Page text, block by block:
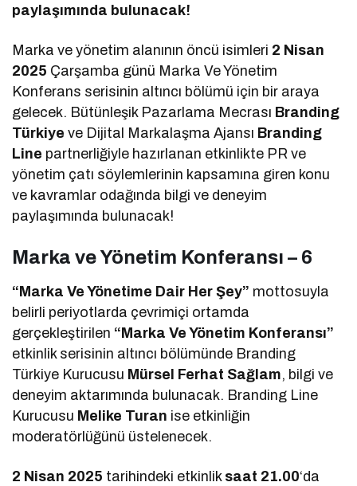
paylaşımında bulunacak!
Marka ve yönetim alanının öncü isimleri 2 Nisan
2025 Çarşamba günü Marka Ve Yönetim
Konferans serisinin altıncı bölümü için bir araya
gelecek. Bütünleşik Pazarlama Mecrası Branding
Türkiye ve Dijital Markalaşma Ajansı Branding
Line partnerliğiyle hazırlanan etkinlikte PR ve
yönetim çatı söylemlerinin kapsamına giren konu
ve kavramlar odağında bilgi ve deneyim
paylaşımında bulunacak!
Marka ve Yönetim Konferansı – 6
“Marka Ve Yönetime Dair Her Şey” mottosuyla
belirli periyotlarda çevrimiçi ortamda
gerçekleştirilen “Marka Ve Yönetim Konferansı”
etkinlik serisinin altıncı bölümünde Branding
Türkiye Kurucusu Mürsel Ferhat Sağlam, bilgi ve
deneyim aktarımında bulunacak. Branding Line
Kurucusu Melike Turan ise etkinliğin
moderatörlüğünü üstelenecek.
2 Nisan 2025 tarihindeki etkinlik saat 21.00‘da